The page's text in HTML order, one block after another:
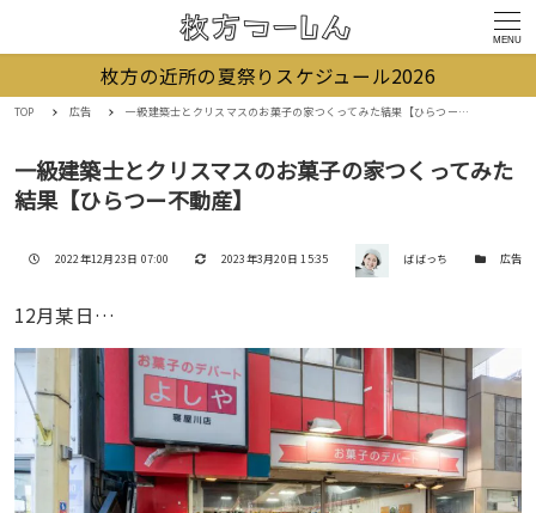
MENU
枚方の近所の夏祭りスケジュール2026
TOP 広告 一級建築士とクリスマスのお菓子の家つくってみた結果【ひらつー不動産】
一級建築士とクリスマスのお菓子の家つくってみた
結果【ひらつー不動産】
投稿日
2022年12月23日 07:00 更新日
2023年3月20日 15:35 著者 ばばっち カテゴリー
広告
12月某日…